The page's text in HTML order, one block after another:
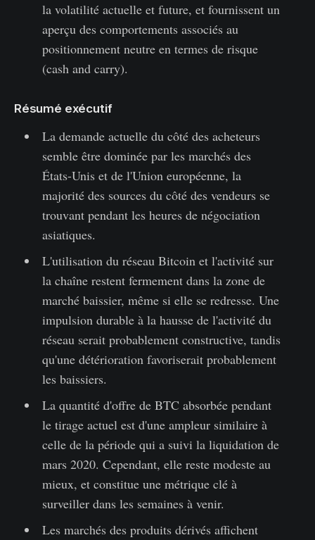
la volatilité actuelle et future, et fournissent un
aperçu des comportements associés au
positionnement neutre en termes de risque
(cash and carry).
Résumé exécutif
La demande actuelle du côté des acheteurs
semble être dominée par les marchés des
États-Unis et de l'Union européenne, la
majorité des sources du côté des vendeurs se
trouvant pendant les heures de négociation
asiatiques.
L'utilisation du réseau Bitcoin et l'activité sur
la chaîne restent fermement dans la zone de
marché baissier, même si elle se redresse. Une
impulsion durable à la hausse de l'activité du
réseau serait probablement constructive, tandis
qu'une détérioration favoriserait probablement
les baissiers.
La quantité d'offre de BTC absorbée pendant
le tirage actuel est d'une ampleur similaire à
celle de la période qui a suivi la liquidation de
mars 2020. Cependant, elle reste modeste au
mieux, et constitue une métrique clé à
surveiller dans les semaines à venir.
Les marchés des produits dérivés affichent